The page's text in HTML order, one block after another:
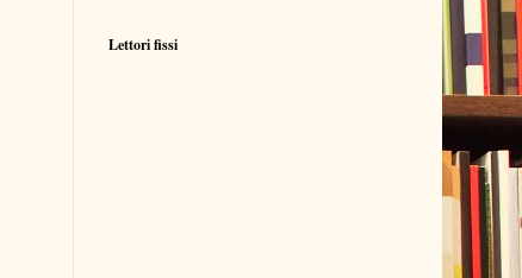
Lettori fissi